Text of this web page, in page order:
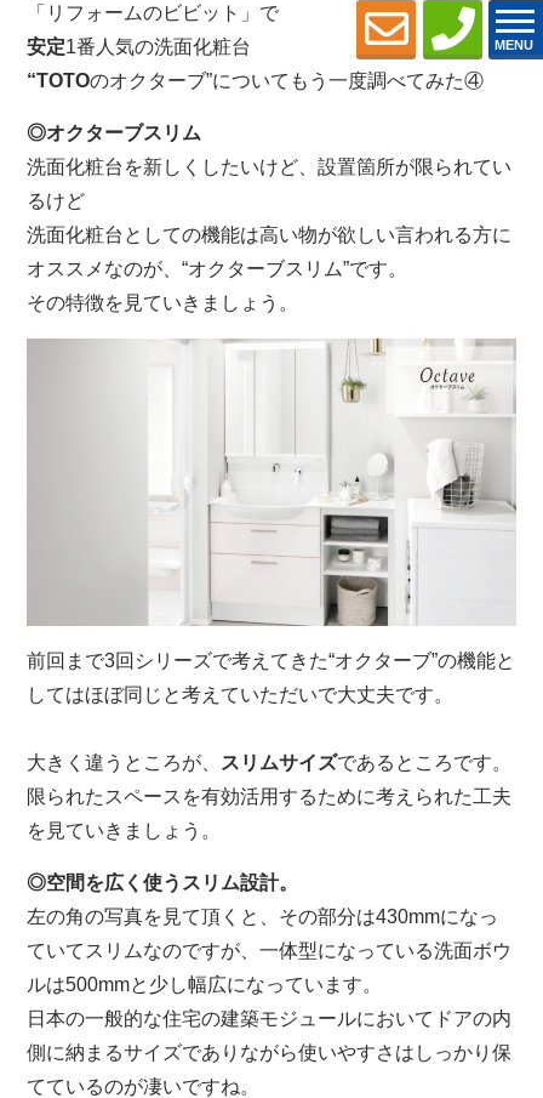
MENU
「リフォームのビビット」で
安定1番人気の洗面化粧台
“TOTOのオクターブ”についてもう一度調べてみた④
◎オクターブスリム
洗面化粧台を新しくしたいけど、設置箇所が限られてい
るけど
洗面化粧台としての機能は高い物が欲しい言われる方に
オススメなのが、“オクターブスリム”です。
その特徴を見ていきましょう。
前回まで3回シリーズで考えてきた“オクターブ”の機能と
してはほぼ同じと考えていただいで大丈夫です。
大きく違うところが、 スリムサイズであるところです。
限られたスペースを有効活用するために考えられた工夫
を見ていきましょう。
◎空間を広く使うスリム設計。
左の角の写真を見て頂くと、その部分は430mmになっ
ていてスリムなのですが、一体型になっている洗面ボウ
ルは500mmと少し幅広になっています。
日本の一般的な住宅の建築モジュールにおいてドアの内
側に納まるサイズでありながら使いやすさはしっかり保
てているのが凄いですね。